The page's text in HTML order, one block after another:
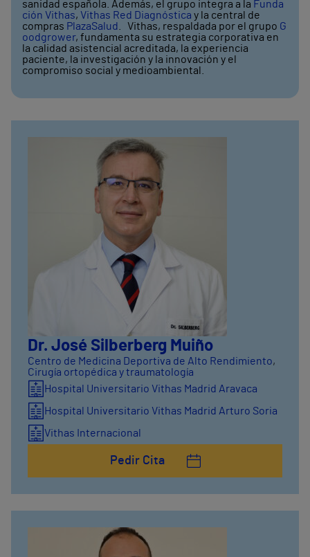
sanidad española. Además, el grupo integra a la Funda
ción Vithas, Vithas Red Diagnóstica y la central de
compras PlazaSalud . Vithas, respaldada por el grupo G
oodgrower, fundamenta su estrategia corporativa en
la calidad asistencial acreditada, la experiencia
paciente, la investigación y la innovación y el
compromiso social y medioambiental.
Dr. José Silberberg Muiño
Centro de Medicina Deportiva de Alto Rendimiento,
Cirugía ortopédica y traumatología
Hospital Universitario Vithas Madrid Aravaca
Hospital Universitario Vithas Madrid Arturo Soria
Vithas Internacional
Pedir Cita